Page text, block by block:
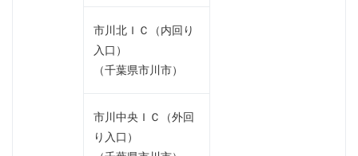
市川北ＩＣ（内回り
入口）
（千葉県市川市）
市川中央ＩＣ（外回
り入口）